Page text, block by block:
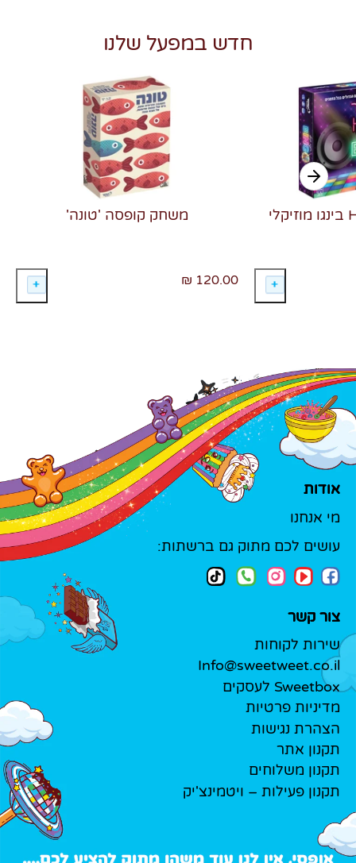
חדש במפעל שלנו
משחק קופסה 'טונה'
120.00 ₪
אודות
מי אנחנו
עושים לכם מתוק גם ברשתות:
צור קשר
שירות לקוחות
Info@sweetweet.co.il
Sweetbox לעסקים
מדיניות פרטיות
הצהרת נגישות
תקנון אתר
תקנון משלוחים
תקנון פעילות – ויטמינצ'יק